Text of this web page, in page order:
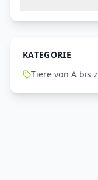
KATEGORIE
Tiere von A bis z